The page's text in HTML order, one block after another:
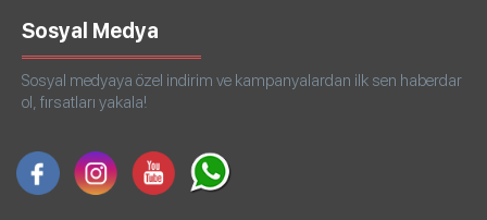
Sosyal Medya
Sosyal medyaya özel indirim ve kampanyalardan ilk sen haberdar
ol, fırsatları yakala!